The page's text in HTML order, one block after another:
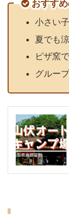
おすす
小さい
夏でも
ピザ窯
グルー